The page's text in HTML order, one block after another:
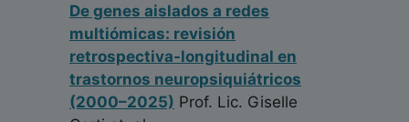
De genes aislados a redes
multiómicas: revisión
retrospectiva-longitudinal en
trastornos neuropsiquiátricos
(2000–2025) Prof. Lic. Giselle